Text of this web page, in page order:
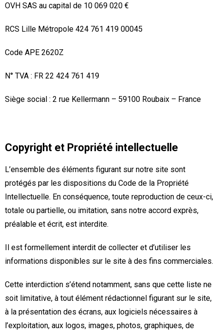
OVH SAS au capital de 10 069 020 €
RCS Lille Métropole 424 761 419 00045
Code APE 2620Z
N° TVA : FR 22 424 761 419
Siège social : 2 rue Kellermann – 59100 Roubaix – France
Copyright et Propriété intellectuelle
L’ensemble des éléments figurant sur notre site sont
protégés par les dispositions du Code de la Propriété
Intellectuelle. En conséquence, toute reproduction de ceux-ci,
totale ou partielle, ou imitation, sans notre accord exprès,
préalable et écrit, est interdite.
Il est formellement interdit de collecter et d’utiliser les
informations disponibles sur le site à des fins commerciales.
Cette interdiction s’étend notamment, sans que cette liste ne
soit limitative, à tout élément rédactionnel figurant sur le site,
à la présentation des écrans, aux logiciels nécessaires à
l’exploitation, aux logos, images, photos, graphiques, de